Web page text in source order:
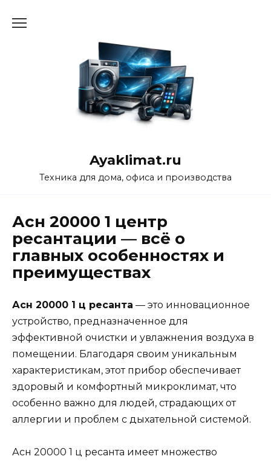
Ayaklimat.ru
Техника для дома, офиса и производства
Асн 20000 1 центр
ресантации — всё о
главных особенностях и
преимуществах
Асн 20000 1 ц ресанта — это инновационное
устройство, предназначенное для
эффективной очистки и увлажнения воздуха в
помещении. Благодаря своим уникальным
характеристикам, этот прибор обеспечивает
здоровый и комфортный микроклимат, что
особенно важно для людей, страдающих от
аллергии и проблем с дыхательной системой.
Асн 20000 1 ц ресанта имеет множество